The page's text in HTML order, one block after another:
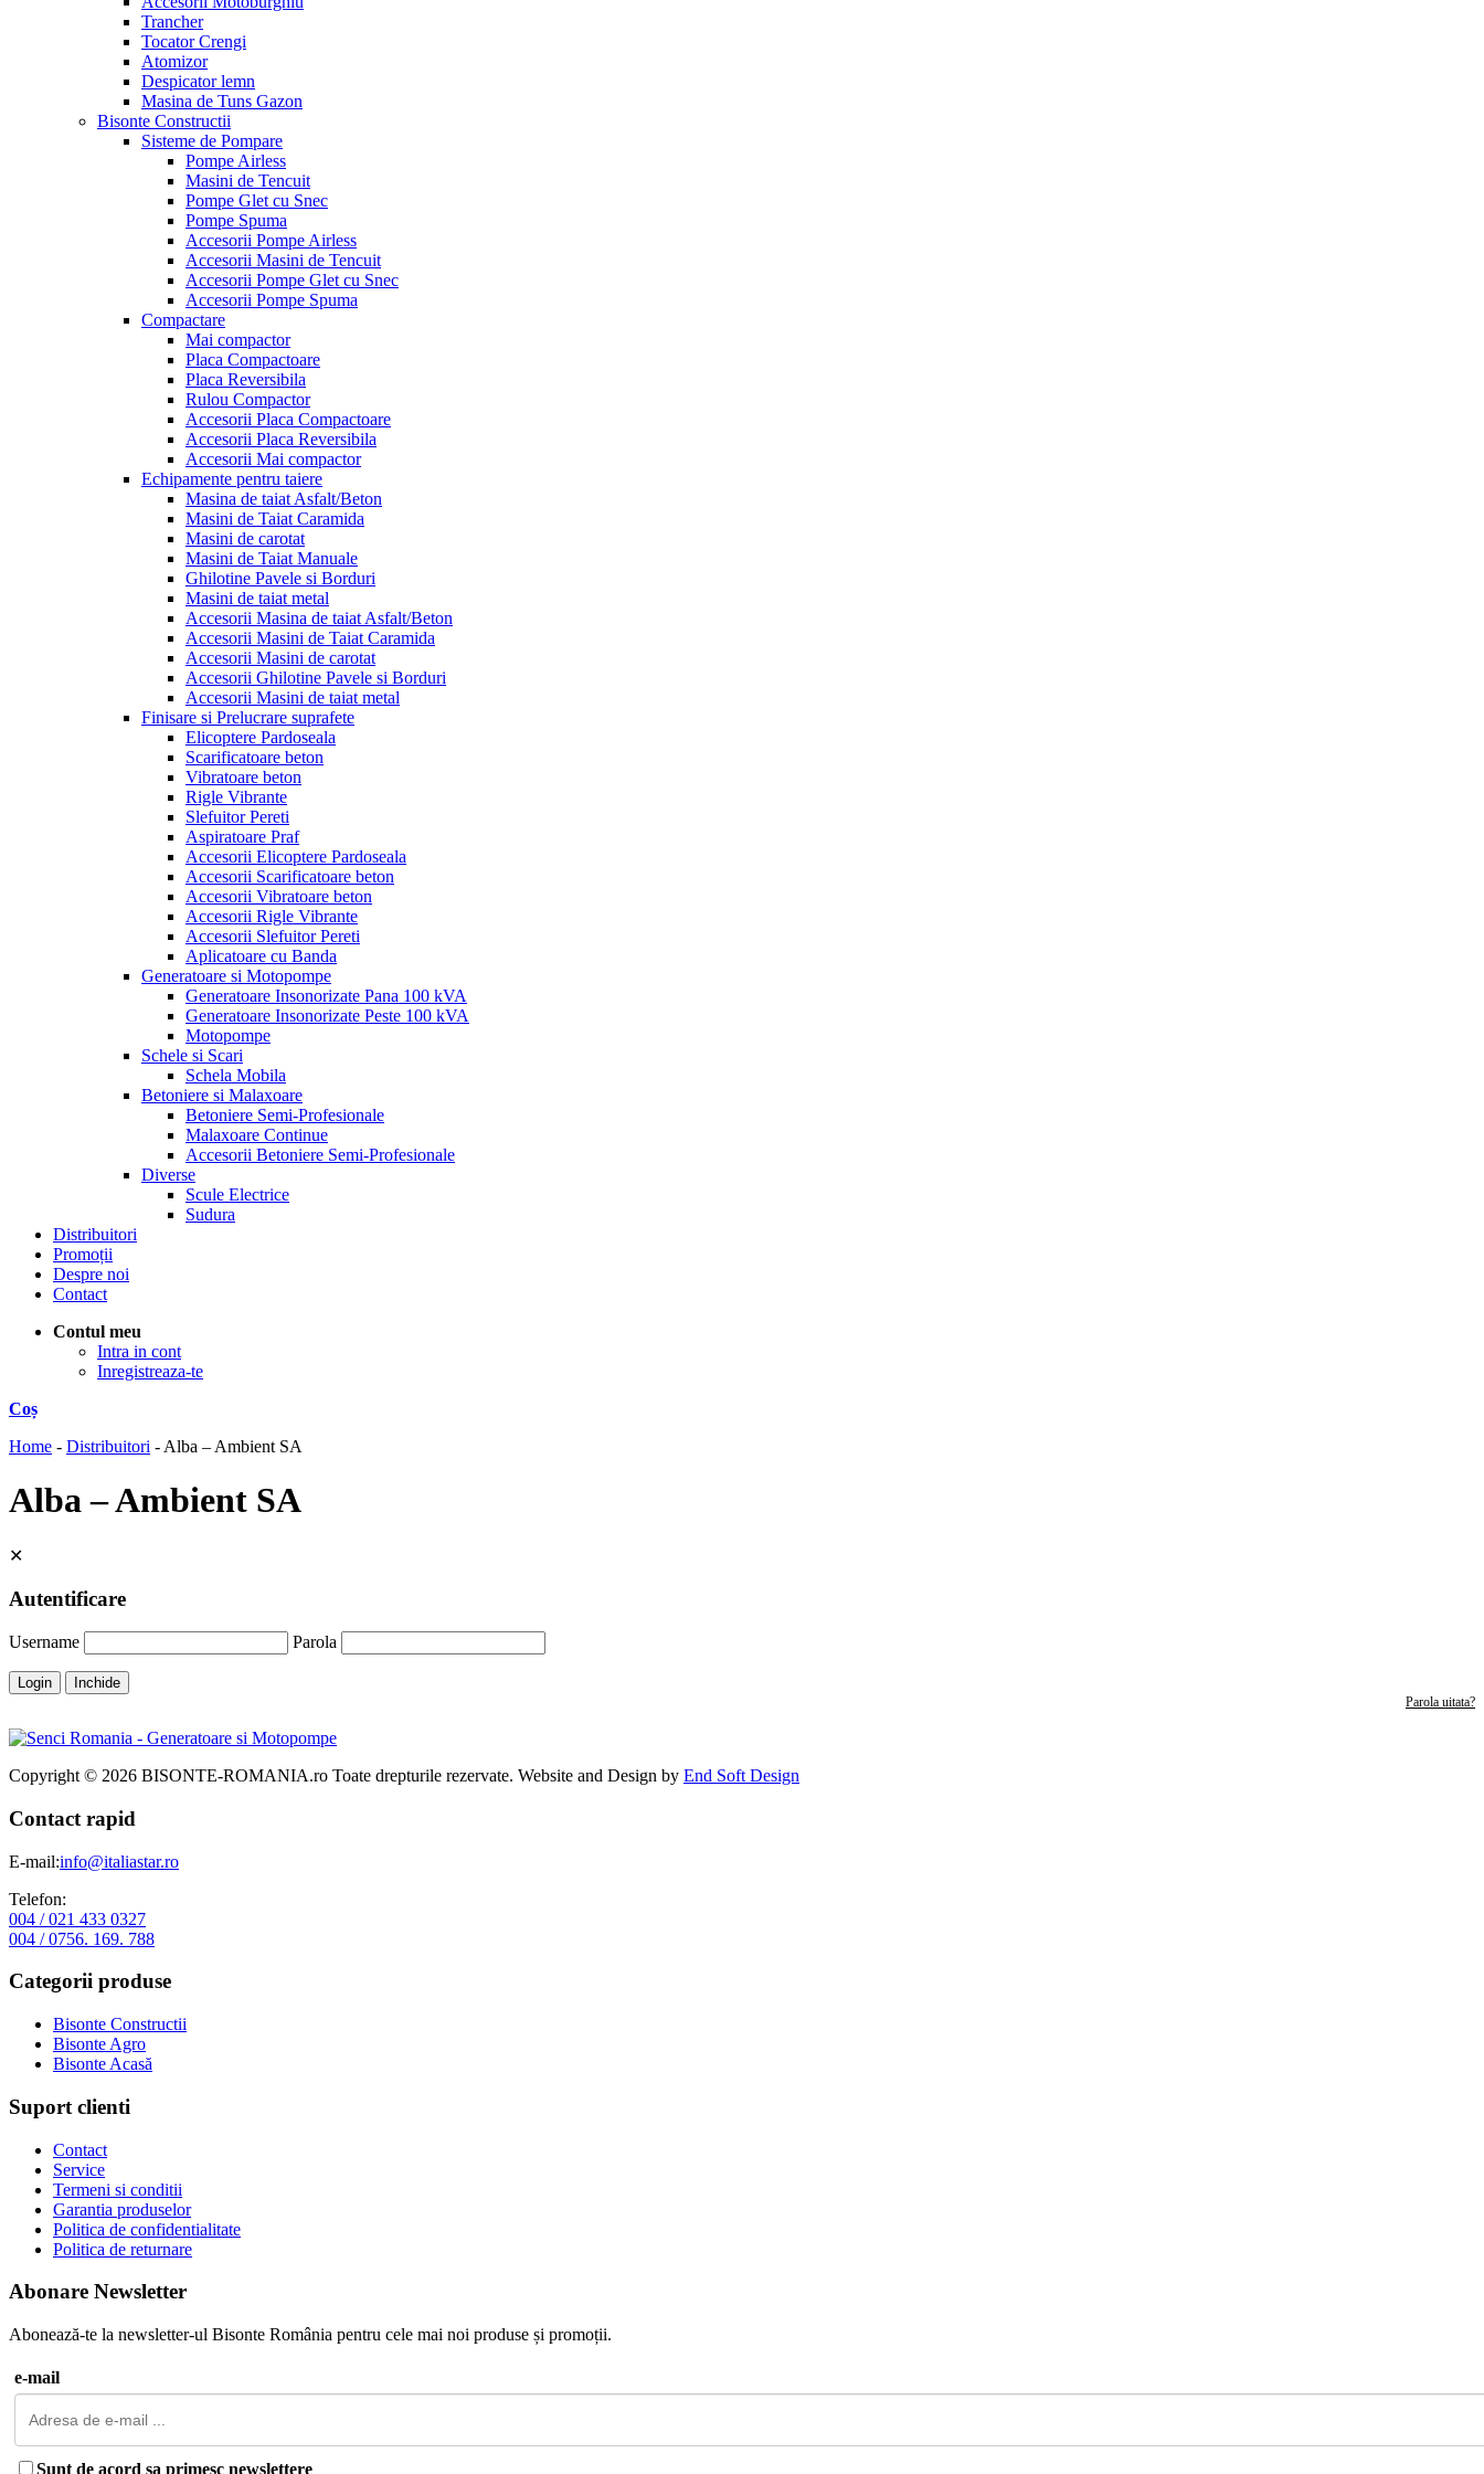
Trancher
Tocator Crengi
Atomizor
Despicator lemn
Masina de Tuns Gazon
Bisonte Constructii
Sisteme de Pompare
Pompe Airless
Masini de Tencuit
Pompe Glet cu Snec
Pompe Spuma
Accesorii Pompe Airless
Accesorii Masini de Tencuit
Accesorii Pompe Glet cu Snec
Accesorii Pompe Spuma
Compactare
Mai compactor
Placa Compactoare
Placa Reversibila
Rulou Compactor
Accesorii Placa Compactoare
Accesorii Placa Reversibila
Accesorii Mai compactor
Echipamente pentru taiere
Masina de taiat Asfalt/Beton
Masini de Taiat Caramida
Masini de carotat
Masini de Taiat Manuale
Ghilotine Pavele si Borduri
Masini de taiat metal
Accesorii Masina de taiat Asfalt/Beton
Accesorii Masini de Taiat Caramida
Accesorii Masini de carotat
Accesorii Ghilotine Pavele si Borduri
Accesorii Masini de taiat metal
Finisare si Prelucrare suprafete
Elicoptere Pardoseala
Scarificatoare beton
Vibratoare beton
Rigle Vibrante
Slefuitor Pereti
Aspiratoare Praf
Accesorii Elicoptere Pardoseala
Accesorii Scarificatoare beton
Accesorii Vibratoare beton
Accesorii Rigle Vibrante
Accesorii Slefuitor Pereti
Aplicatoare cu Banda
Generatoare si Motopompe
Generatoare Insonorizate Pana 100 kVA
Generatoare Insonorizate Peste 100 kVA
Motopompe
Schele si Scari
Schela Mobila
Betoniere si Malaxoare
Betoniere Semi-Profesionale
Malaxoare Continue
Accesorii Betoniere Semi-Profesionale
Diverse
Scule Electrice
Sudura
Distribuitori
Promoții
Despre noi
Contact
Contul meu
Intra in cont
Inregistreaza-te
Coș
Home - Distribuitori - Alba – Ambient SA
Alba – Ambient SA
✕
Autentificare
Username Parola
Login Inchide
Parola uitata?
Copyright © 2026 BISONTE-ROMANIA.ro Toate drepturile rezervate. Website and Design by End Soft Design
Contact rapid
E-mail:info@italiastar.ro
Telefon:
004 / 021 433 0327
004 / 0756. 169. 788
Categorii produse
Bisonte Constructii
Bisonte Agro
Bisonte Acasă
Suport clienti
Contact
Service
Termeni si conditii
Garantia produselor
Politica de confidentialitate
Politica de returnare
Abonare Newsletter
Abonează-te la newsletter-ul Bisonte România pentru cele mai noi produse și promoții.
e-mail
Sunt de acord sa primesc newslettere